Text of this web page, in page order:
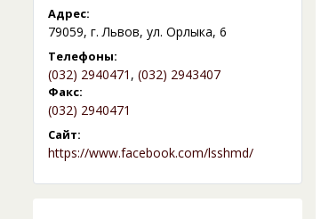
Адрес:
79059, г. Львов, ул. Орлыка, 6
Телефоны:
(032) 2940471 , (032) 2943407
Факс:
(032) 2940471
Сайт:
https://www.facebook.com/lsshmd/